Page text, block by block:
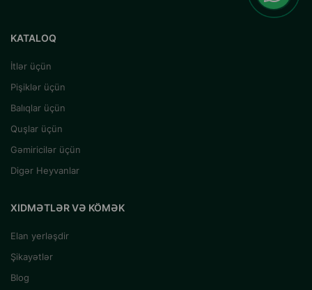
KATALOQ
İtlər üçün
Pişiklər üçün
Balıqlar üçün
Quşlar üçün
Gəmiricilər üçün
Digər Heyvanlar
XIDMƏTLƏR VƏ KÖMƏK
Elan yerləşdir
Şikayətlər
Blog